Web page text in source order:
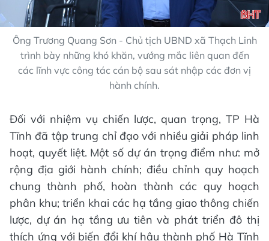
Ông Trương Quang Sơn - Chủ tịch UBND xã Thạch Linh
trình bày những khó khăn, vướng mắc liên quan đến
các lĩnh vực công tác cán bộ sau sát nhập các đơn vị
hành chính.
Đối với nhiệm vụ chiến lược, quan trọng, TP Hà
Tĩnh đã tập trung chỉ đạo với nhiều giải pháp linh
hoạt, quyết liệt. Một số dự án trọng điểm như: mở
rộng địa giới hành chính; điều chỉnh quy hoạch
chung thành phố, hoàn thành các quy hoạch
phân khu; triển khai các hạ tầng giao thông chiến
lược, dự án hạ tầng ưu tiên và phát triển đô thị
thích ứng với biến đổi khí hậu thành phố Hà Tĩnh